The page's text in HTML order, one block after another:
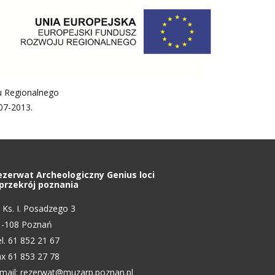
Regionalnego
2013.
Archeologiczny Genius loci
poznania
Ks. I. Posadzego 3
108 Poznań
61 852 21 67
61 853 27 78
rezerwat@muzarp.poznan.pl